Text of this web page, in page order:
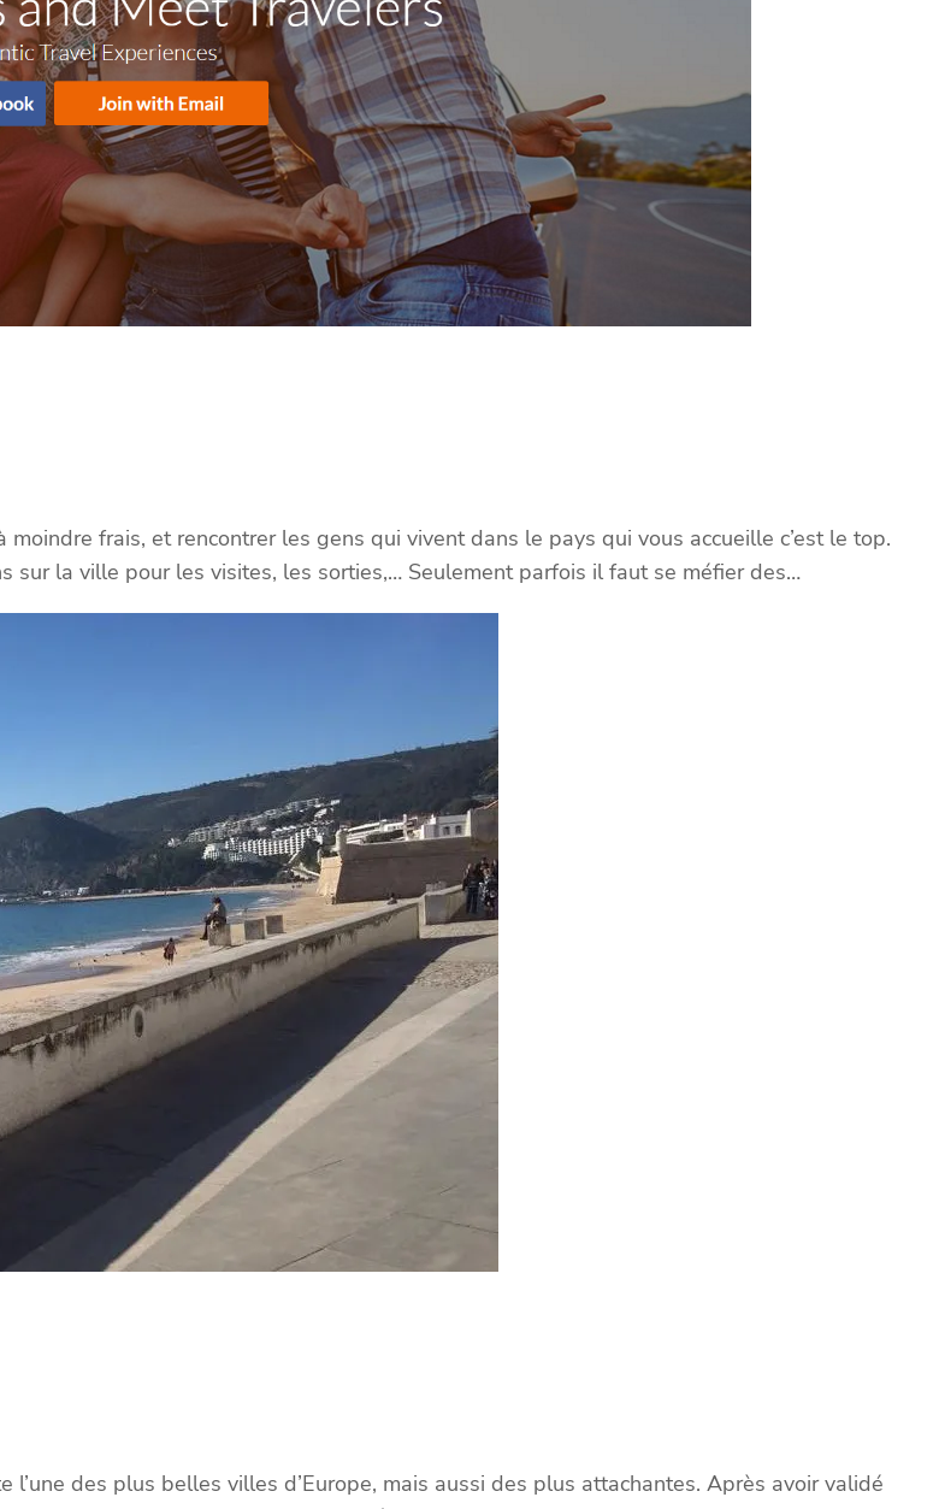
frais, et rencontrer les gens qui vivent dans le pays qui vous accueille c’est le top.
sur la ville pour les visites, les sorties,… Seulement parfois il faut se méfier des…
des plus belles villes d’Europe, mais aussi des plus attachantes. Après avoir validé